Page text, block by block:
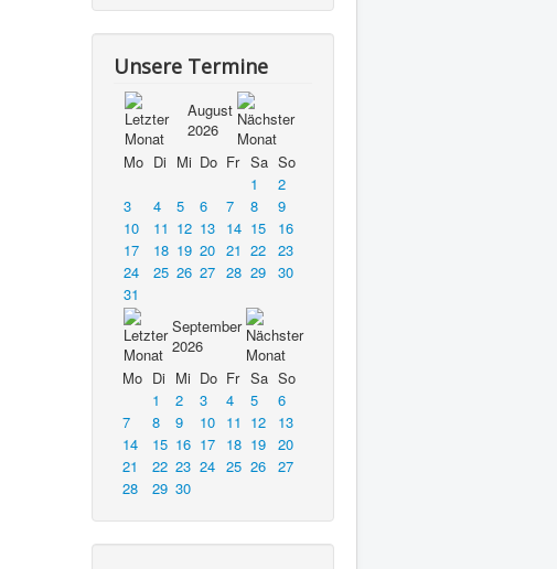
Unsere Termine
August
2026
Mo Di Mi Do Fr Sa So
1
2
3
4 5 6 7 8
9
10
11 12 13 14 15
16
17
18 19 20 21 22
23
24
25 26 27 28 29
30
31
September
2026
Mo Di Mi Do Fr Sa So
1
2 3 4 5
6
7
8 9 10 11 12
13
14
15 16 17 18 19
20
21
22 23 24 25 26
27
28
29 30